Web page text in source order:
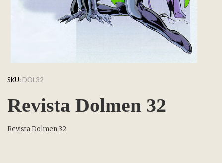
SKU: DOL32
Revista Dolmen 32
Revista Dolmen 32